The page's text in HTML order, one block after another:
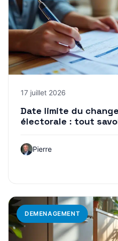
17 juillet 2026
Date limite du
électorale : tout
Pierre
DEMENAGEMENT